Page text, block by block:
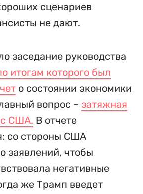
сценариев
не дают.
заседание руководства
итогам которого был
о состоянии экономики
вопрос – затяжная
с США. В отчете
со стороны США
заявлений, чтобы
негативные
же Трамп введет